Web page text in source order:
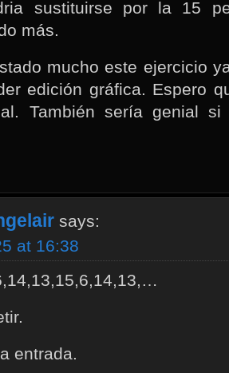
sustituirse por la 15
más.
mucho este ejercicio
edición gráfica. Espero
También sería genial
says:
at 16:38
entrada.